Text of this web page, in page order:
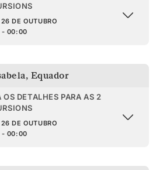
DE OUTUBRO
- 00:00
, Equador
OS DETALHES PARA AS 2
DE OUTUBRO
- 00:00